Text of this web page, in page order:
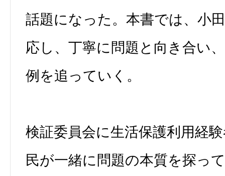
話題になった。本書では、小
応し、丁寧に問題と向き合い
例を追っていく。
検証委員会に生活保護利用経
民が一緒に問題の本質を探っ